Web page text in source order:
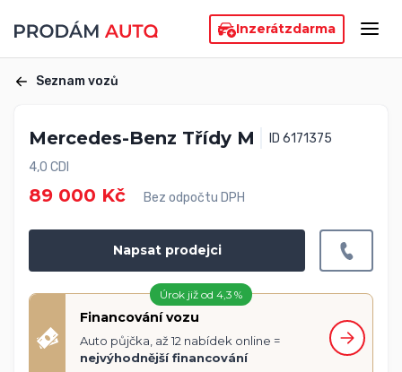
Inzerátzdarma
Seznam vozů
Mercedes-Benz Třídy M
ID 6171375
4,0 CDI
89 000 Kč Bez odpočtu DPH
Napsat prodejci
Úrok již od 4,3 %
Financování vozu
Auto půjčka, až 12 nabídek online =
nejvýhodnější financování